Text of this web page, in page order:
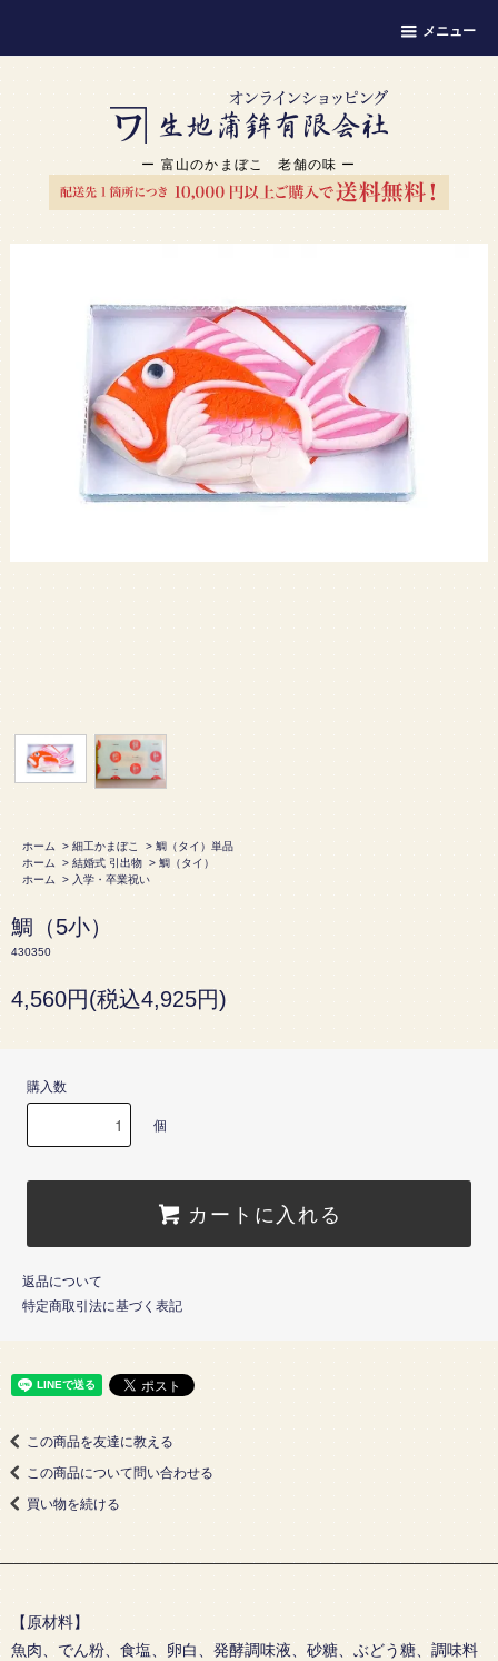
メニュー
ー 富山のかまぼこ 老舗の味 ー
ホーム > 細工かまぼこ > 鯛（タイ）単品
ホーム
> 結婚式 引出物 > 鯛（タイ）
ホーム
> 入学・卒業祝い
鯛（5小）
430350
4,560円(税込4,925円)
購入数
個
カートに入れる
返品について
特定商取引法に基づく表記
この商品を友達に教える
この商品について問い合わせる
買い物を続ける
【原材料】
魚肉、でん粉、食塩、卵白、発酵調味液、砂糖、ぶどう糖、調味料